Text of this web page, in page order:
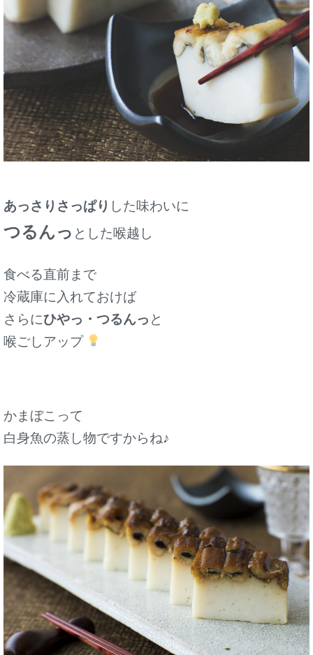
あっさりさっぱり した味わいに
つるんっ とした喉越し
食べる直前まで
冷蔵庫に入れておけば
さらにひやっ・つるんっ と
喉ごしアップ
かまぼこって
白身魚の蒸し物ですからね♪